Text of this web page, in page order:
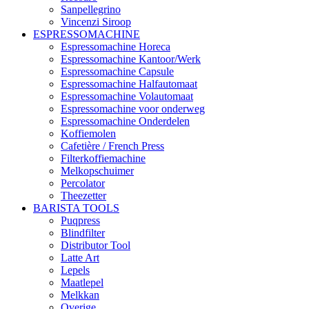
Sanpellegrino
Vincenzi Siroop
ESPRESSOMACHINE
Espressomachine Horeca
Espressomachine Kantoor/Werk
Espressomachine Capsule
Espressomachine Halfautomaat
Espressomachine Volautomaat
Espressomachine voor onderweg
Espressomachine Onderdelen
Koffiemolen
Cafetière / French Press
Filterkoffiemachine
Melkopschuimer
Percolator
Theezetter
BARISTA TOOLS
Puqpress
Blindfilter
Distributor Tool
Latte Art
Lepels
Maatlepel
Melkkan